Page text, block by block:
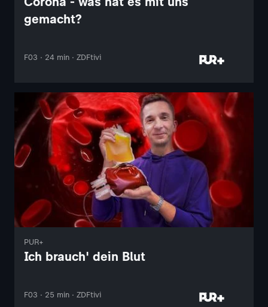
gemacht?
F03 · 24 min · ZDFtivi
PUR+
Ich brauch' dein Blut
F03 · 25 min · ZDFtivi